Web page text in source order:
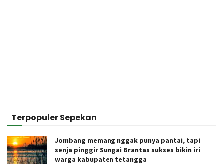
Terpopuler Sepekan
Jombang memang nggak punya pantai, tapi
senja pinggir Sungai Brantas sukses bikin iri
warga kabupaten tetangga